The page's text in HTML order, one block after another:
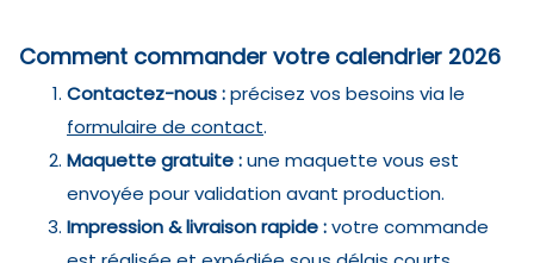
Comment commander votre calendrier 2026
Contactez-nous :précisez vos besoins via le
formulaire de contact.
Maquette gratuite :une maquette vous est
envoyée pour validation avant production.
Impression & livraison rapide :votre commande